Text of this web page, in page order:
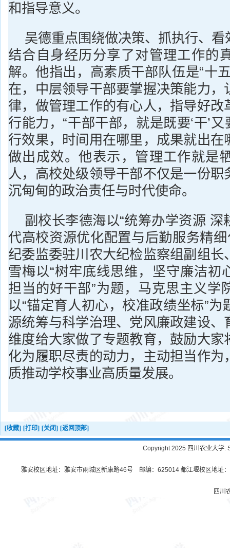
和指导意义。
吴德重点围绕做决策、抓执行、
结合自身经历分享了对管理工作的
解。他指出，高素质干部队伍是“十
在，中层领导干部要掌握决策能力，
律，做管理工作的有心人，指导好改
行能力，“干部干部，就是既要‘干’又
行效果，时间用在哪里，成果就出在
做出成效。他表示，管理工作就是
人，高校处级领导干部不仅是一份职
沉甸甸的政治责任与时代使命。
副校长李德海以“统筹办学资源
代高校资源优化配置与后勤服务精
纪委监委驻川农大纪检监察组副组长
雪梅以“树牢底线思维，坚守廉洁
担当的好干部”为题，马克思主义学
以“锚定育人初心，校准政绩坐标”
源统筹与科学治理、党风廉政建设、
维度给大家做了专题教育，鼓励大家
化为履职尽责的动力，主动担当作为
质推动学校事业高质量发展。
[收藏] [打印] [关闭] [返回顶部]
Copyright 2025 四川农业大学.
雅安校区地址：雅安市雨城区新康路46号 邮编：625014 都江堰校区地址
四川